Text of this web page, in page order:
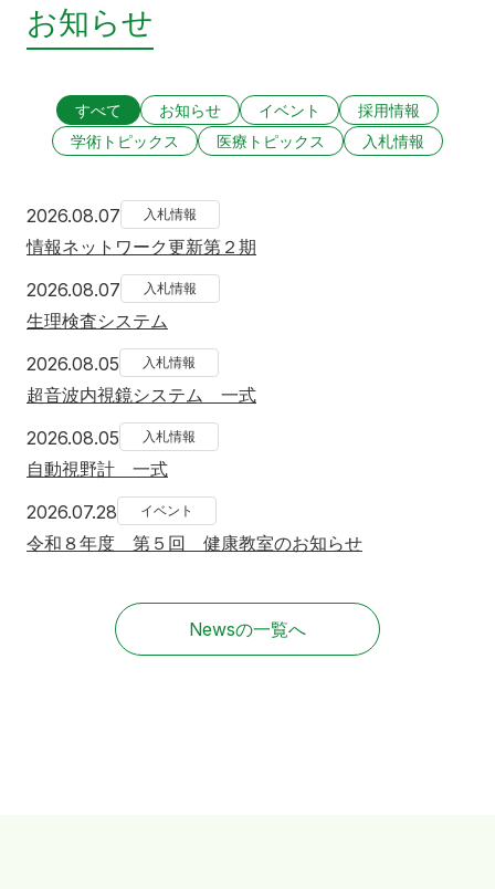
お知らせ
すべて お知らせ イベント
採用情報
学術トピックス
医療トピックス 入札情報
2026.08.07 2026年8月7日
入札情報
情報ネットワーク更新第２期
2026.08.07 2026年8月7日
入札情報
生理検査システム
2026.08.05 2026年8月5日
入札情報
超音波内視鏡システム 一式
2026.08.05 2026年8月5日
入札情報
自動視野計 一式
2026.07.28 2026年7月28日
イベント
令和８年度 第５回 健康教室のお知らせ
Newsの一覧へ